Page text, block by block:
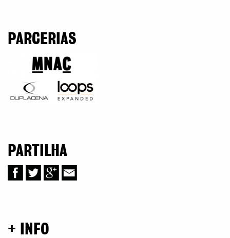
PARCERIAS
PARTILHA
+ INFO